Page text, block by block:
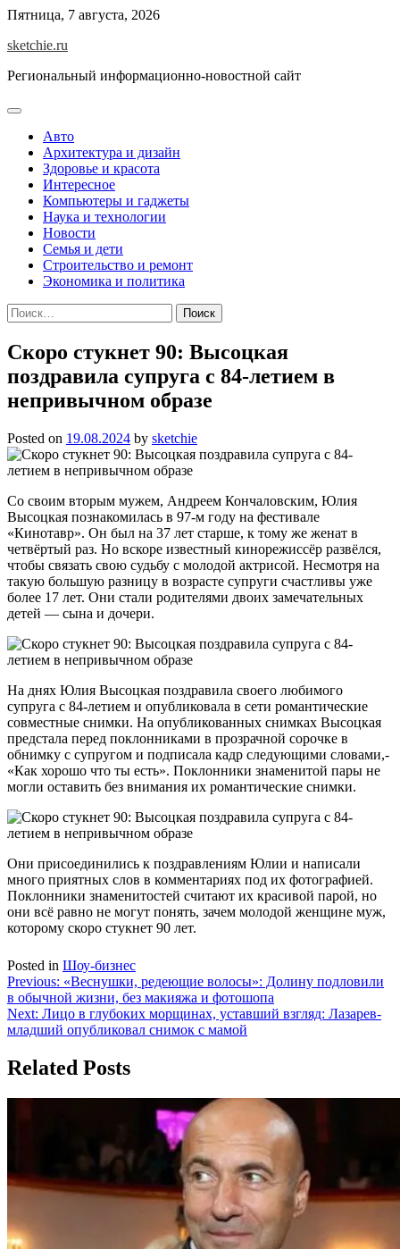
Skip
content
Пятница, 7 августа, 2026
sketchie.ru
Региональный информационно-новостной сайт
Авто
Архитектура и дизайн
Здоровье и красота
Интересное
Компьютеры и гаджеты
Наука и технологии
Новости
Семья и дети
Строительство и ремонт
Экономика и политика
Найти:
Скоро стукнет 90: Высоцкая
поздравила супруга с 84-летием в
непривычном образе
Posted on 19.08.2024 by sketchie
Со своим вторым мужем, Андреем Кончаловским, Юлия
Высоцкая познакомилась в 97-м году на фестивале
«Кинотавр». Он был на 37 лет старше, к тому же женат в
четвёртый раз. Но вскоре известный кинорежиссёр развёлся,
чтобы связать свою судьбу с молодой актрисой. Несмотря на
такую большую разницу в возрасте супруги счастливы уже
более 17 лет. Они стали родителями двоих замечательных
детей — сына и дочери.
На днях Юлия Высоцкая поздравила своего любимого
супруга с 84-летием и опубликовала в сети романтические
совместные снимки. На опубликованных снимках Высоцкая
предстала перед поклонниками в прозрачной сорочке в
обнимку с супругом и подписала кадр следующими словами,-
«Как хорошо что ты есть». Поклонники знаменитой пары не
могли оставить без внимания их романтические снимки.
Они присоединились к поздравлениям Юлии и написали
много приятных слов в комментариях под их фотографией.
Поклонники знаменитостей считают их красивой парой, но
они всё равно не могут понять, зачем молодой женщине муж,
которому скоро стукнет 90 лет.
Posted in Шоу-бизнес
Навигация
по
записям
Previous: «Веснушки, редеющие волосы»: Долину подловили
в обычной жизни, без макияжа и фотошопа
Next: Лицо в глубоких морщинах, уставший взгляд: Лазарев-
младший опубликовал снимок с мамой
Related Posts